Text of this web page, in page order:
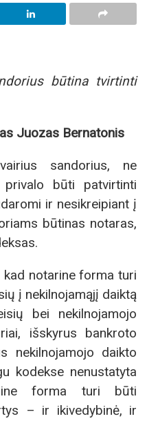
būtina tvirtinti
Juozas Bernatonis
sandorius, ne
būti patvirtinti
ir nesikreipiant į
būtinas notaras,
kad notarine forma turi
į nekilnojamąjį daiktą
bei nekilnojamojo
išskyrus bankroto
nekilnojamojo daikto
kodekse nenustatyta
forma turi būti
– ir ikivedybinė, ir